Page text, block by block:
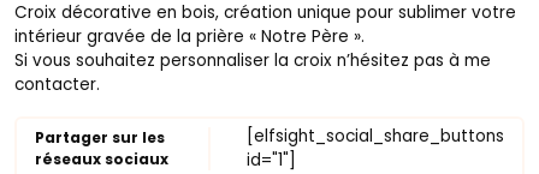
Croix décorative en bois, création unique pour sublimer votre
intérieur gravée de la prière « Notre Père ».
Si vous souhaitez personnaliser la croix n’hésitez pas à me
contacter.
Partager sur les
réseaux sociaux
[elfsight_social_share_buttons
id="1"]